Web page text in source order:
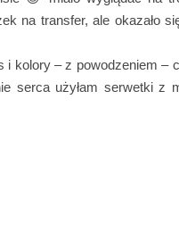
na transfer, ale okazało
i kolory – z powodzeniem –
serca użyłam serwetki z